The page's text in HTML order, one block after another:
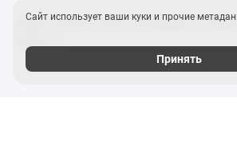
Новостройки Санкт-Петербурга и
Сайт использует ваши куки и прочие
Принять